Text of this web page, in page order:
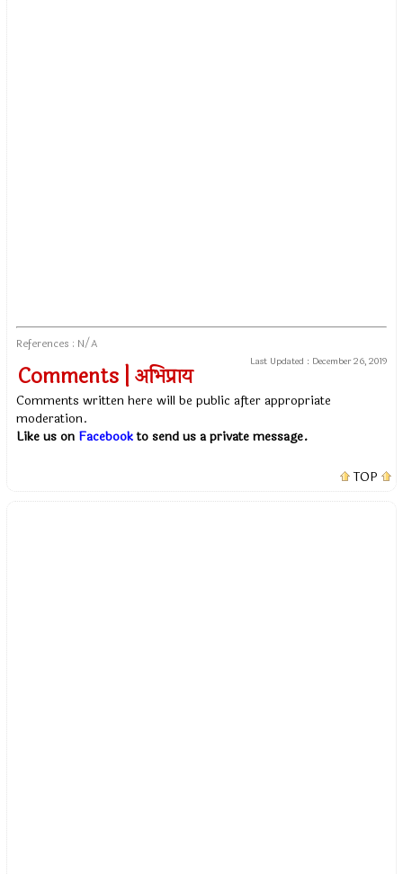
References : N/A
Last Updated : December 26, 2019
Comments | अभिप्राय
Comments written here will be public after appropriate
moderation.
Like us on Facebookto send us a private message.
TOP